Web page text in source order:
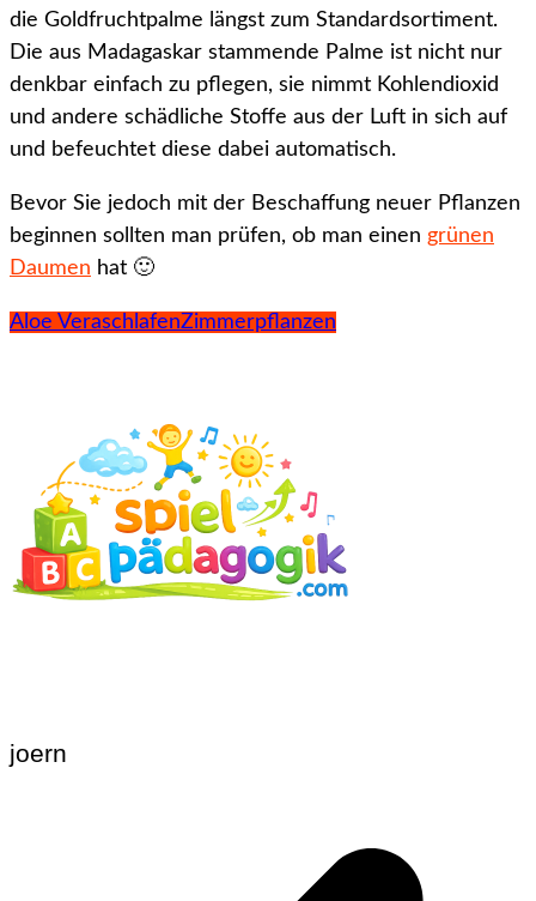
die Goldfruchtpalme längst zum Standardsortiment.
Die aus Madagaskar stammende Palme ist nicht nur
denkbar einfach zu pflegen, sie nimmt Kohlendioxid
und andere schädliche Stoffe aus der Luft in sich auf
und befeuchtet diese dabei automatisch.
Bevor Sie jedoch mit der Beschaffung neuer Pflanzen
beginnen sollten man prüfen, ob man einen grünen
Daumen hat 🙂
Aloe VeraschlafenZimmerpflanzen
joern